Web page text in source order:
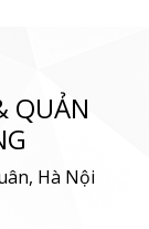
QUẢN
Hà Nội